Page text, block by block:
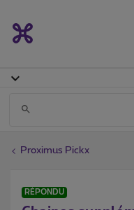
Proximus Pickx
RÉPONDU